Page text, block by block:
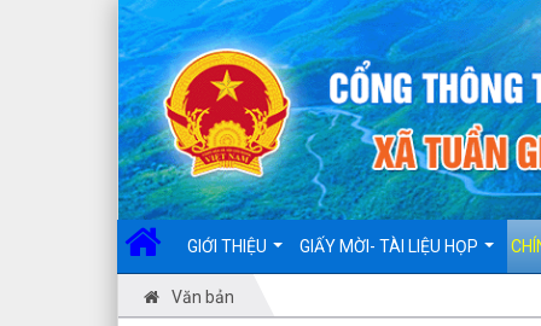
GIỚI THIỆU GIẤY MỜI- TÀI LIỆU HỌP
Văn bản
Đã kết nối EMC